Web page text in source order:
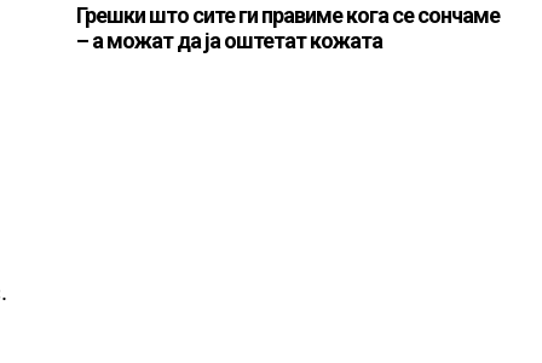
Грешки што сите ги правиме кога се сончаме
– а можат да ја оштетат кожата